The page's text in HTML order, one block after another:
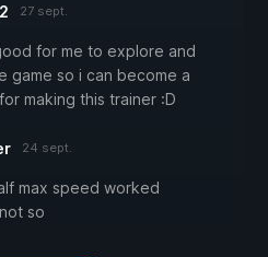
27 sept.
for me to explore and
game so i can become a
making this trainer :D
24 sept.
max speed worked
so